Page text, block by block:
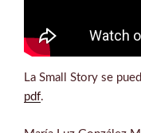
La Small Story se
pdf.